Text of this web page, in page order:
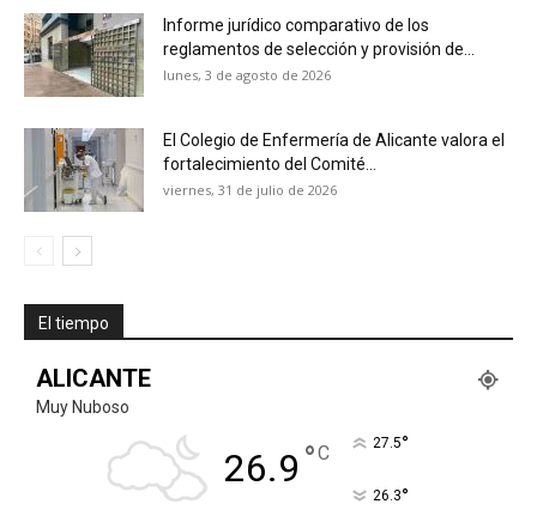
Informe jurídico comparativo de los
reglamentos de selección y provisión de...
lunes, 3 de agosto de 2026
El Colegio de Enfermería de Alicante valora el
fortalecimiento del Comité...
viernes, 31 de julio de 2026
El tiempo
ALICANTE
Muy Nuboso
26.9 °C 27.5°
26.3°